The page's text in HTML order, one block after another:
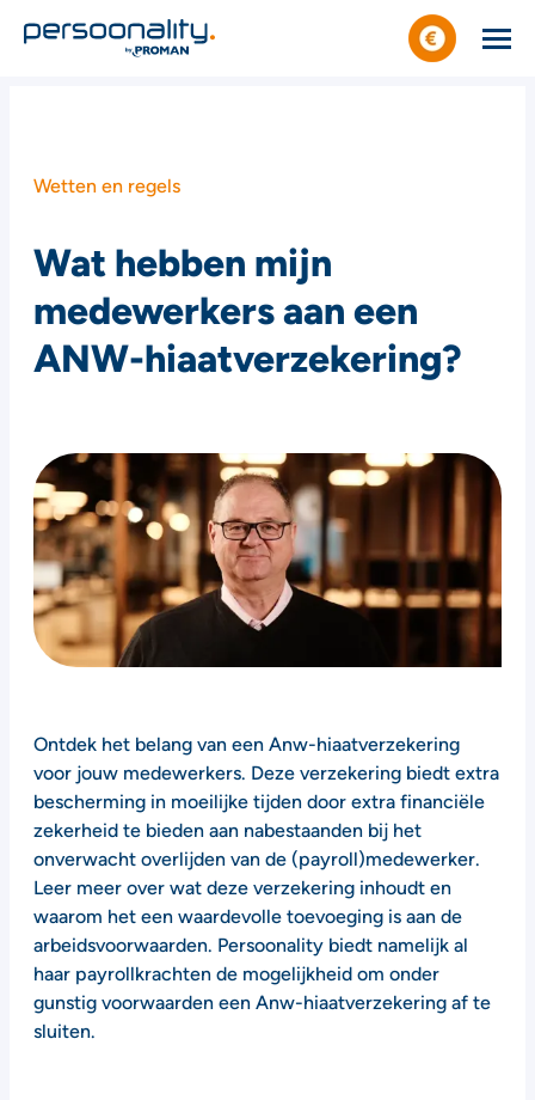
Wetten en regels
Wat hebben mijn
medewerkers aan een
ANW-hiaatverzekering?
Ontdek het belang van een Anw-hiaatverzekering
voor jouw medewerkers. Deze verzekering biedt extra
bescherming in moeilijke tijden door extra financiële
zekerheid te bieden aan nabestaanden bij het
onverwacht overlijden van de (payroll)medewerker.
Leer meer over wat deze verzekering inhoudt en
waarom het een waardevolle toevoeging is aan de
arbeidsvoorwaarden. Persoonality biedt namelijk al
haar payrollkrachten de mogelijkheid om onder
gunstig voorwaarden een Anw-hiaatverzekering af te
sluiten.